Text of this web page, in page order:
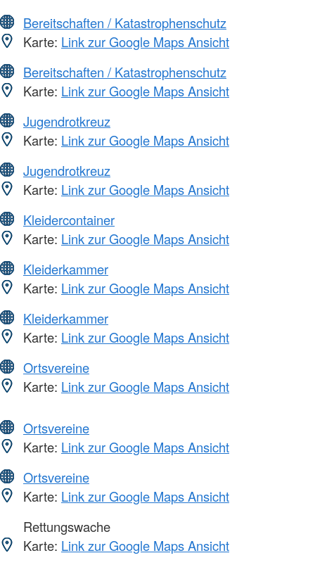
Bereitschaften / Katastrophenschutz
Karte: Link zur Google Maps Ansicht
Bereitschaften / Katastrophenschutz
Karte: Link zur Google Maps Ansicht
Jugendrotkreuz
Karte: Link zur Google Maps Ansicht
Jugendrotkreuz
Karte: Link zur Google Maps Ansicht
Kleidercontainer
Karte: Link zur Google Maps Ansicht
Kleiderkammer
Karte: Link zur Google Maps Ansicht
Kleiderkammer
Karte: Link zur Google Maps Ansicht
Ortsvereine
Karte: Link zur Google Maps Ansicht
Ortsvereine
Karte: Link zur Google Maps Ansicht
Ortsvereine
Karte: Link zur Google Maps Ansicht
Rettungswache
Karte: Link zur Google Maps Ansicht